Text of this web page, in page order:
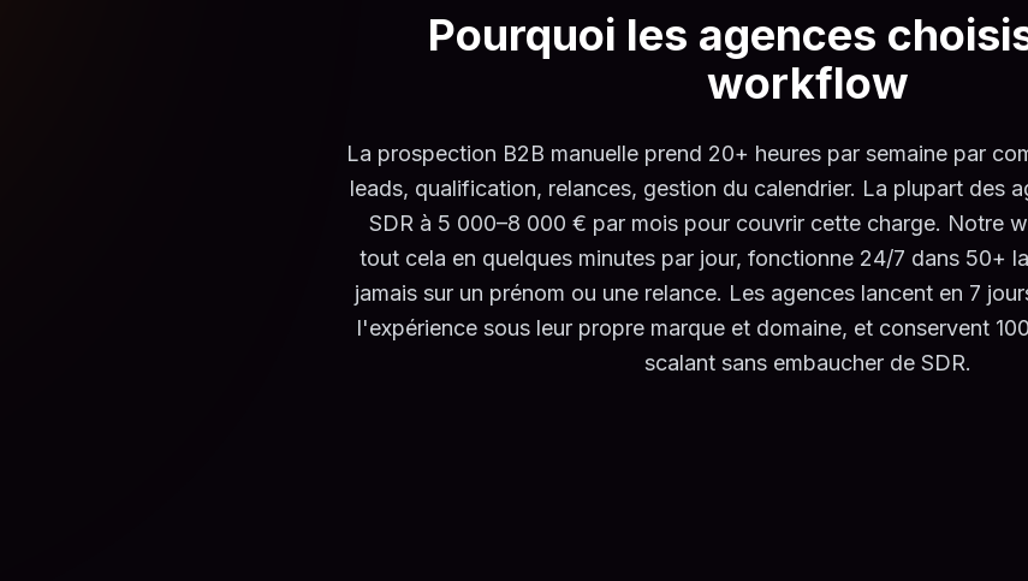
Pourquoi les agences
workflow
La prospection B2B manuelle prend 20+ heures par semaine par
leads, qualification, relances, gestion du calendrier. La plupart des
SDR à 5 000–8 000 € par mois pour couvrir cette charge. Notre
tout cela en quelques minutes par jour, fonctionne 24/7 dans 50+
jamais sur un prénom ou une relance. Les agences lancent en 7
l'expérience sous leur propre marque et domaine, et conservent
scalant sans embaucher de SDR.